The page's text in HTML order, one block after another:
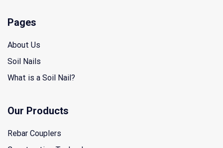
Pages
About Us
Soil Nails
What is a Soil Nail?
Our Products
Rebar Couplers